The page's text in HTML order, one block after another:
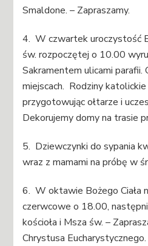
Smaldone. – Zapraszamy.
4. W czwartek uroczystość
św. rozpoczętej o 10.00
Sakramentem ulicami parafii.
miejscach. Rodziny
przygotowując ołtarze i
Dekorujemy domy na trasie
5. Dziewczynki do sypania
wraz z mamami na próbę w
6. W oktawie Bożego Ciała
czerwcowe o 18.00,
kościoła i Msza św. –
Chrystusa Eucharystycznego.